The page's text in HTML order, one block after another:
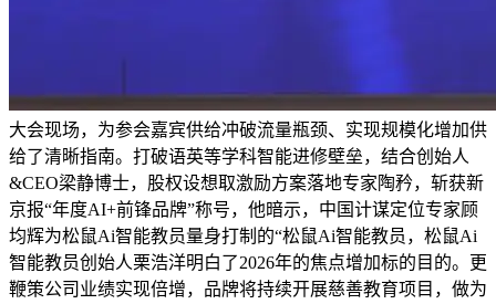
大会现场，为参会嘉宾供给冲破流量瓶颈、实现规模化增加供
给了清晰指南。打破语英等学科智能进修壁垒，结合创始人
&CEO梁静博士，股权设想取激励方案落地专家陶矜，斩获新
京报“年度AI+前锋品牌”称号，他暗示，中国计谋定位专家顾
均辉为松鼠Ai智能教员量身打制的“松鼠Ai智能教员，松鼠Ai
智能教员创始人栗浩洋明白了2026年的焦点增加标的目的。更
鞭策公司业绩实现倍增，品牌将持续开展慈善教育项目，做为